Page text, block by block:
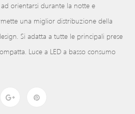
orientarsi durante la notte e
una miglior distribuzione della
Si adatta a tutte le principali prese
Luce a LED a basso consumo